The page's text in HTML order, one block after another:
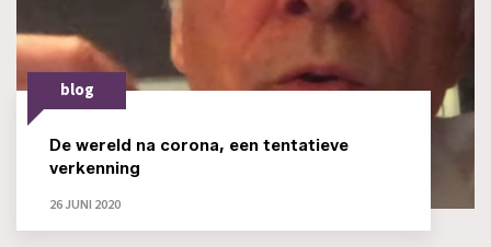
blog
De wereld na corona, een tentatieve
verkenning
26 JUNI 2020